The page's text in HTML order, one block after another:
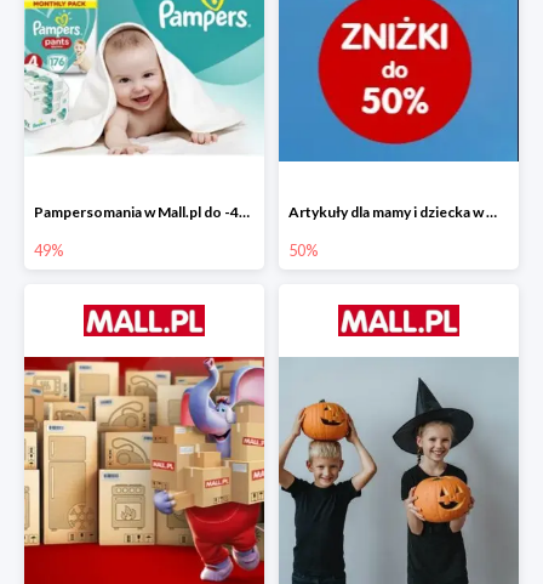
Pampersomania w Mall.pl do -49%
49%
Artykuły dla mamy i dziecka w Mall.pl do -50%
50%